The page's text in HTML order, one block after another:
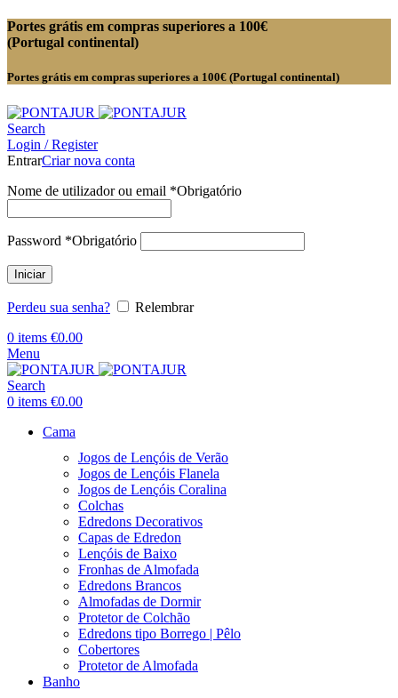
Portes grátis em compras superiores a 100€
(Portugal continental)
Portes grátis em compras superiores a 100€ (Portugal continental)
Search
Login / Register
EntrarCriar nova conta
Nome de utilizador ou email *Obrigatório
Password *Obrigatório
Iniciar
Perdeu sua senha?
Relembrar
0 items €0.00
Menu
Search
0 items €0.00
Cama
Jogos de Lençóis de Verão
Jogos de Lençóis Flanela
Jogos de Lençóis Coralina
Colchas
Edredons Decorativos
Capas de Edredon
Lençóis de Baixo
Fronhas de Almofada
Edredons Brancos
Almofadas de Dormir
Protetor de Colchão
Edredons tipo Borrego | Pêlo
Cobertores
Protetor de Almofada
Banho